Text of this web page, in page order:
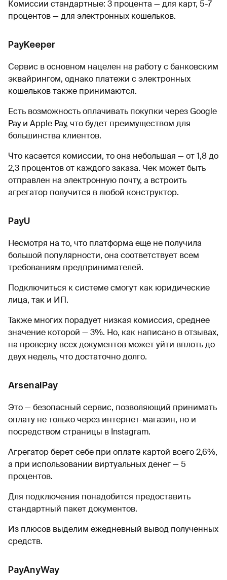
Комиссии стандартные: 3 процента — для карт, 5-7
процентов — для электронных кошельков.
PayKeeper
Сервис в основном нацелен на работу с банковским
эквайрингом, однако платежи с электронных
кошельков также принимаются.
Есть возможность оплачивать покупки через Google
Pay и Apple Pay, что будет преимуществом для
большинства клиентов.
Что касается комиссии, то она небольшая — от 1,8 до
2,3 процентов от каждого заказа. Чек может быть
отправлен на электронную почту, а встроить
агрегатор получится в любой конструктор.
PayU
Несмотря на то, что платформа еще не получила
большой популярности, она соответствует всем
требованиям предпринимателей.
Подключиться к системе смогут как юридические
лица, так и ИП.
Также многих порадует низкая комиссия, среднее
значение которой — 3%. Но, как написано в отзывах,
на проверку всех документов может уйти вплоть до
двух недель, что достаточно долго.
ArsenalPay
Это — безопасный сервис, позволяющий принимать
оплату не только через интернет-магазин, но и
посредством страницы в Instagram.
Агрегатор берет себе при оплате картой всего 2,6%,
а при использовании виртуальных денег — 5
процентов.
Для подключения понадобится предоставить
стандартный пакет документов.
Из плюсов выделим ежедневный вывод полученных
средств.
PayAnyWay